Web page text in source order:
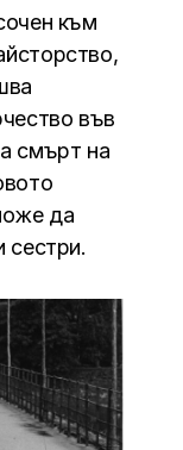
към
във
смърт на
да
сестри.